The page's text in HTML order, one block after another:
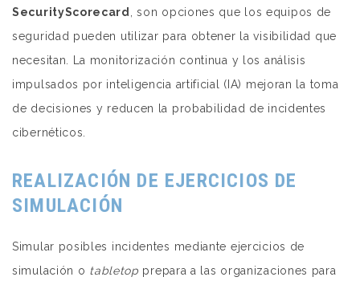
SecurityScorecard
, son opciones que los equipos de
seguridad pueden utilizar para obtener la visibilidad que
necesitan. La monitorización continua y los análisis
impulsados por inteligencia artificial (IA) mejoran la toma
de decisiones y reducen la probabilidad de incidentes
cibernéticos.
REALIZACIÓN DE EJERCICIOS DE
SIMULACIÓN
Simular posibles incidentes mediante ejercicios de
simulación o tabletop prepara a las organizaciones para